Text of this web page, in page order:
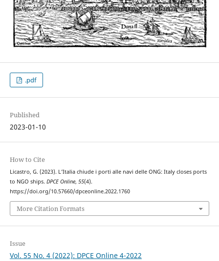
.pdf
Published
2023-01-10
How to Cite
Licastro, G. (2023). L’Italia chiude i porti alle navi delle ONG: Italy closes ports
to NGO ships. DPCE Online, 55(4).
https://doi.org/10.57660/dpceonline.2022.1760
More Citation Formats
Issue
Vol. 55 No. 4 (2022): DPCE Online 4-2022